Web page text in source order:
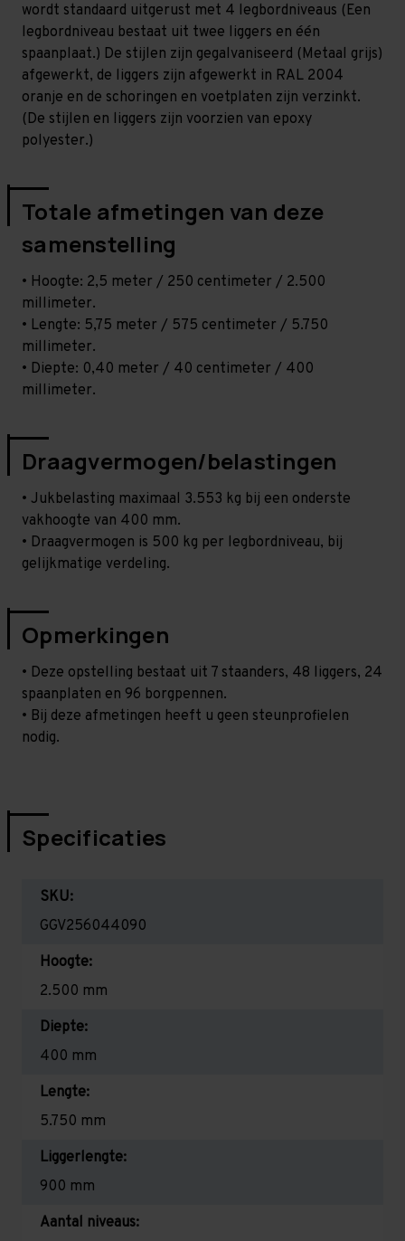
wordt standaard uitgerust met 4 legbordniveaus (Een
legbordniveau bestaat uit twee liggers en één
spaanplaat.) De stijlen zijn gegalvaniseerd (Metaal grijs)
afgewerkt, de liggers zijn afgewerkt in RAL 2004
oranje en de schoringen en voetplaten zijn verzinkt.
(De stijlen en liggers zijn voorzien van epoxy
polyester.)
Totale afmetingen van deze
samenstelling
• Hoogte: 2,5 meter / 250 centimeter / 2.500
millimeter.
• Lengte: 5,75 meter / 575 centimeter / 5.750
millimeter.
• Diepte: 0,40 meter / 40 centimeter / 400
millimeter.
Draagvermogen/belastingen
• Jukbelasting maximaal 3.553 kg bij een onderste
vakhoogte van 400 mm.
• Draagvermogen is 500 kg per legbordniveau, bij
gelijkmatige verdeling.
Opmerkingen
• Deze opstelling bestaat uit 7 staanders, 48 liggers, 24
spaanplaten en 96 borgpennen.
• Bij deze afmetingen heeft u geen steunprofielen
nodig.
Specificaties
SKU:
GGV256044090
Hoogte:
2.500 mm
Diepte:
400 mm
Lengte:
5.750 mm
Liggerlengte:
900 mm
Aantal niveaus: